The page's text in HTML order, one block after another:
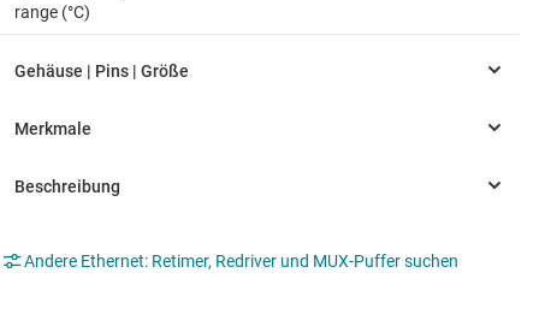
range (°C)
Andere Ethernet: Retimer, Redriver und MUX-Puffer suchen